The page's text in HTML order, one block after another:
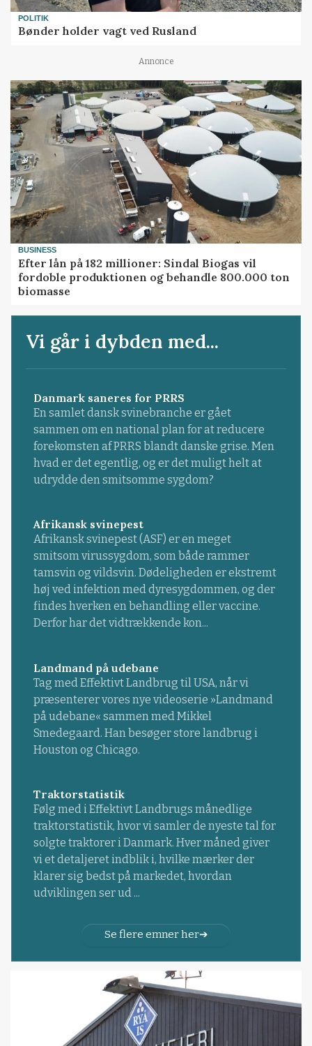
POLITIK
Bønder holder vagt ved Rusland
Annonce
BUSINESS
Efter lån på 182 millioner: Sindal Biogas vil
fordoble produktionen og behandle 800.000 ton
biomasse
Vi går i dybden med...
Danmark saneres for PRRS
En samlet dansk svinebranche er gået
sammen om en national plan for at reducere
forekomsten af PRRS blandt danske grise. Men
hvad er det egentlig, og er det muligt helt at
udrydde den smitsomme sygdom?
Afrikansk svinepest
Afrikansk svinepest (ASF) er en meget
smitsom virussygdom, som både rammer
tamsvin og vildsvin. Dødeligheden er ekstremt
høj ved infektion med dyresygdommen, og der
findes hverken en behandling eller vaccine.
Derfor har det vidtrækkende kon...
Landmand på udebane
Tag med Effektivt Landbrug til USA, når vi
præsenterer vores nye videoserie »Landmand
på udebane« sammen med Mikkel
Smedegaard. Han besøger store landbrug i
Houston og Chicago.
Traktorstatistik
Følg med i Effektivt Landbrugs månedlige
traktorstatistik, hvor vi samler de nyeste tal for
solgte traktorer i Danmark. Hver måned giver
vi et detaljeret indblik i, hvilke mærker der
klarer sig bedst på markedet, hvordan
udviklingen ser ud ...
Se flere emner her